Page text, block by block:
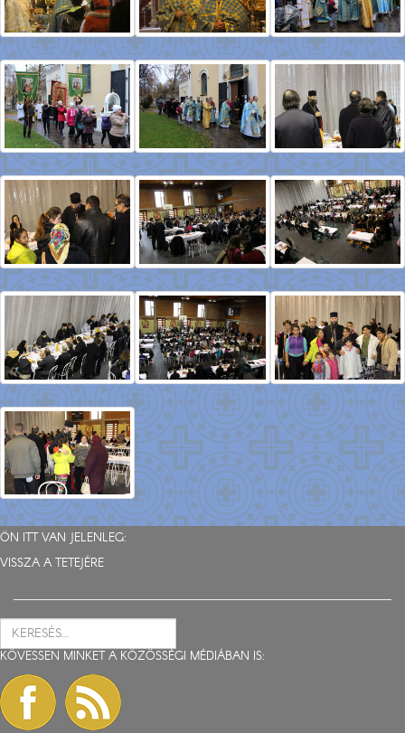
ÖN ITT VAN JELENLEG:
VISSZA A TETEJÉRE
KÖVESSEN MINKET A KÖZÖSSÉGI MÉDIÁBAN IS: